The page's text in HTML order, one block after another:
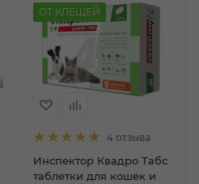
ОТ КЛЕЩЕЙ
4 отзыва
Инспектор Квадро Табс
таблетки для кошек и